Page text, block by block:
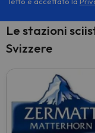
Le stazioni
Svizzere